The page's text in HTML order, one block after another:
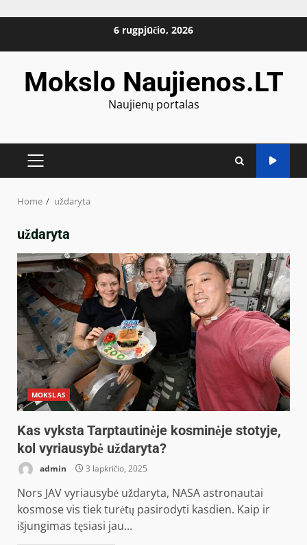
6 rugpjūčio, 2026
Mokslo Naujienos.LT
Naujienų portalas
PRIMARY
Home uždaryta
uždaryta
MOKSLAS
Kas vyksta Tarptautinėje kosminėje stotyje,
kol vyriausybė uždaryta?
admin 3 lapkričio, 2025
Nors JAV vyriausybė uždaryta, NASA astronautai
kosmose vis tiek turėtų pasirodyti kasdien. Kaip ir
išjungimas tęsiasi jau...